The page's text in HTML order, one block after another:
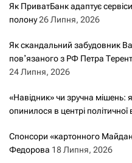
Як ПриватБанк адаптує
полону26 Липня, 2026
Як скандальний забудовник
повʼязаного з РФ Петра
24 Липня, 2026
«Навідник» чи зручна мішень:
опинилося в центрі політичної
Спонсори «картонного
Федорова 18 Липня, 2026